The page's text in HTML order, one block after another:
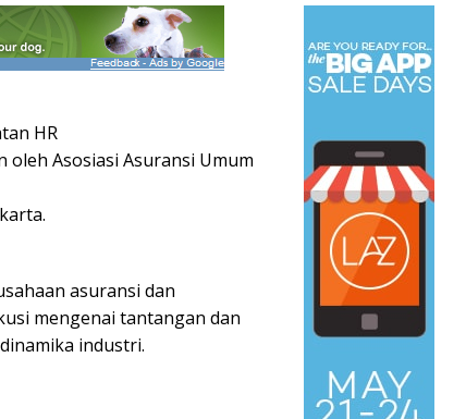
HR
Asosiasi Asuransi Umum
asuransi dan
mengenai tantangan dan
industri.